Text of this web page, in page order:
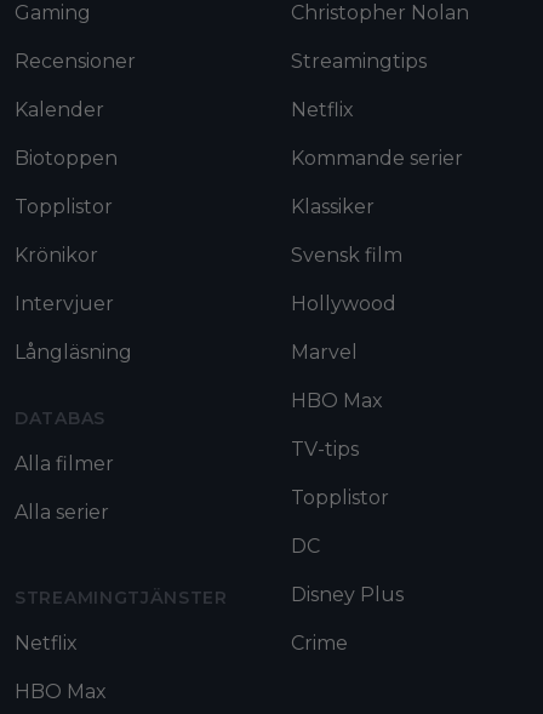
Gaming
Recensioner
Kalender
Biotoppen
Topplistor
Krönikor
Intervjuer
Långläsning
DATABAS
Alla filmer
Alla serier
STREAMINGTJÄNSTER
Netflix
HBO Max
Christopher Nolan
Streamingtips
Netflix
Kommande serier
Klassiker
Svensk film
Hollywood
Marvel
HBO Max
TV-tips
Topplistor
DC
Disney Plus
Crime